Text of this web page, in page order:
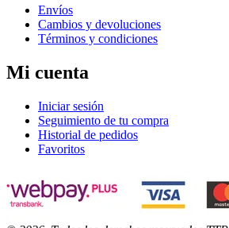
Envíos
Cambios y devoluciones
Términos y condiciones
Mi cuenta
Iniciar sesión
Seguimiento de tu compra
Historial de pedidos
Favoritos